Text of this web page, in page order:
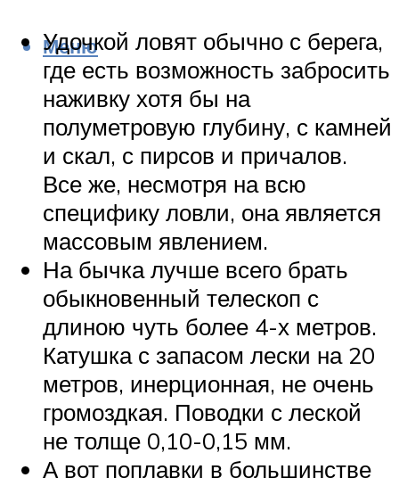
Меню
Удочкой ловят обычно с берега,
где есть возможность забросить
наживку хотя бы на
полуметровую глубину, с камней
и скал, с пирсов и причалов.
Все же, несмотря на всю
специфику ловли, она является
массовым явлением.
На бычка лучше всего брать
обыкновенный телескоп с
длиною чуть более 4-х метров.
Катушка с запасом лески на 20
метров, инерционная, не очень
громоздкая. Поводки с леской
не толще 0,10-0,15 мм.
А вот поплавки в большинстве